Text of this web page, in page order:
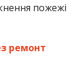
пожежі
ремонт